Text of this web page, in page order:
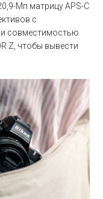
Мп матрицу APS-C
с
совместимостью
Z, чтобы вывести